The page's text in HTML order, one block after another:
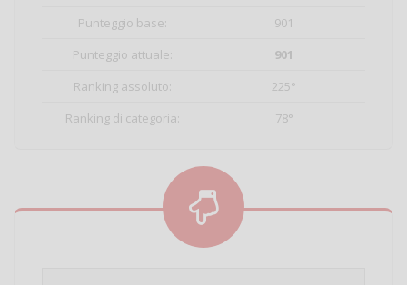
Punteggio base:
901
Punteggio attuale:
901
Ranking assoluto:
225°
Ranking di categoria:
78°